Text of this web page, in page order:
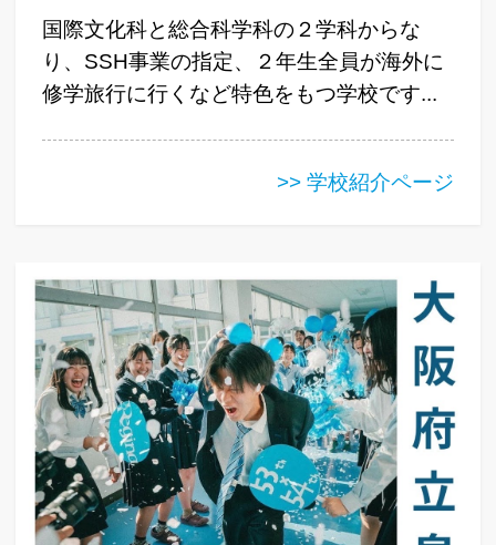
国際文化科と総合科学科の２学科からな
り、SSH事業の指定、２年生全員が海外に
修学旅行に行くなど特色をもつ学校です...
>> 学校紹介ページ